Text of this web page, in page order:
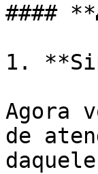
####
1.
Agora
de